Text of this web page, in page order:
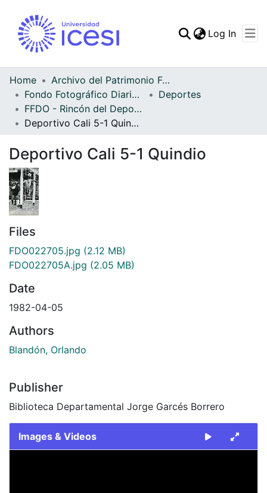
Statistics
Log In
Home
Archivo del Patrimonio Fotográfico y Fílmico del Valle del Cauca
Fondo Fotográfico Diario Occidente
Deportes
FFDO - Rincón del Deportivo Cali - Patrimonial
Deportivo Cali 5-1 Quindio
Deportivo Cali 5-1 Quindio
Files
FDO022705.jpg (2.12 MB)
FDO022705A.jpg (2.05 MB)
Date
1982-04-05
Authors
Blandón, Orlando
Publisher
Biblioteca Departamental Jorge Garcés Borrero
Images & Videos